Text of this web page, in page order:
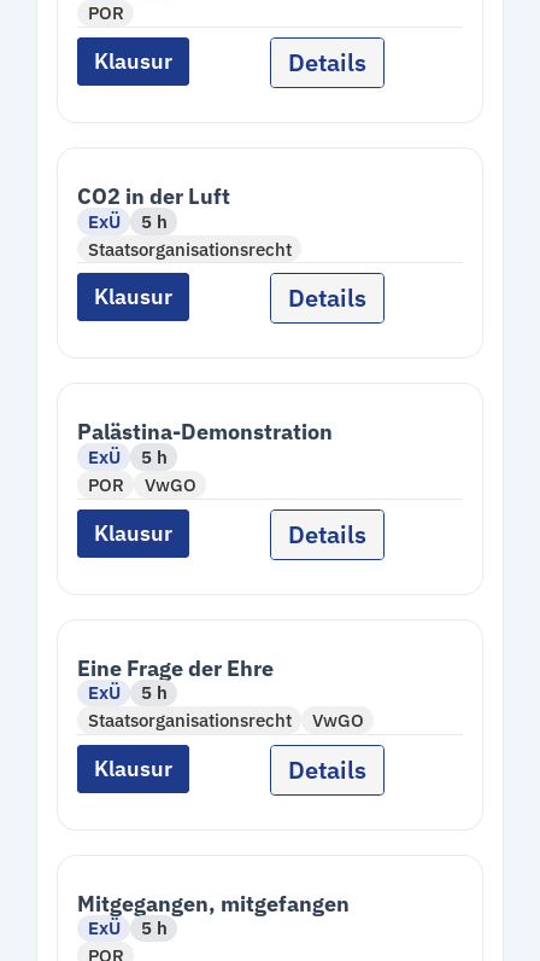
POR
Klausur Details
CO2 in der Luft
ExÜ
5 h
Staatsorganisationsrecht
Klausur Details
Palästina-Demonstration
ExÜ
5 h
POR
VwGO
Klausur Details
Eine Frage der Ehre
ExÜ
5 h
Staatsorganisationsrecht
VwGO
Klausur Details
Mitgegangen, mitgefangen
ExÜ
5 h
POR